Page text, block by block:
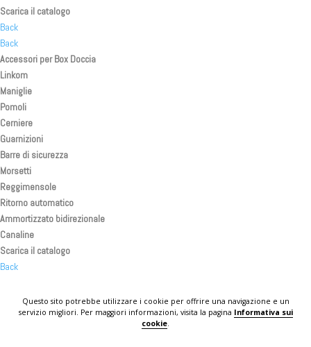
Questo sito potrebbe utilizzare i cookie per offrire una navigazione e un
servizio migliori. Per maggiori informazioni, visita la pagina Informativa sui
cookie.
Scarica il catalogo
Back
Back
Accessori per Box Doccia
Linkom
Maniglie
Pomoli
Cerniere
Guarnizioni
Barre di sicurezza
Morsetti
Reggimensole
Ritorno automatico
Ammortizzato bidirezionale
Canaline
Scarica il catalogo
Back
KOMPLAST IN THE WORLD